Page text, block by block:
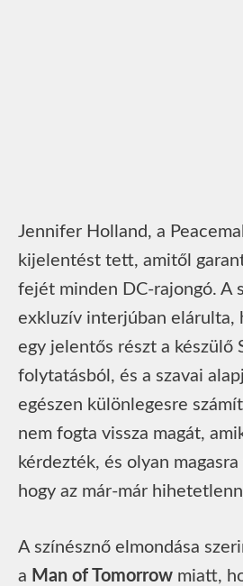
Jennifer Holland, a
kijelentést tett, amitől
fejét minden DC-rajongó. A
exkluzív interjúban elárulta,
egy jelentős részt a készülő
folytatásból, és a szavai
egészen különlegesre
nem fogta vissza magát,
kérdezték, és olyan
hogy az már-már
A színésznő elmondása
a Man of Tomorrow miatt,